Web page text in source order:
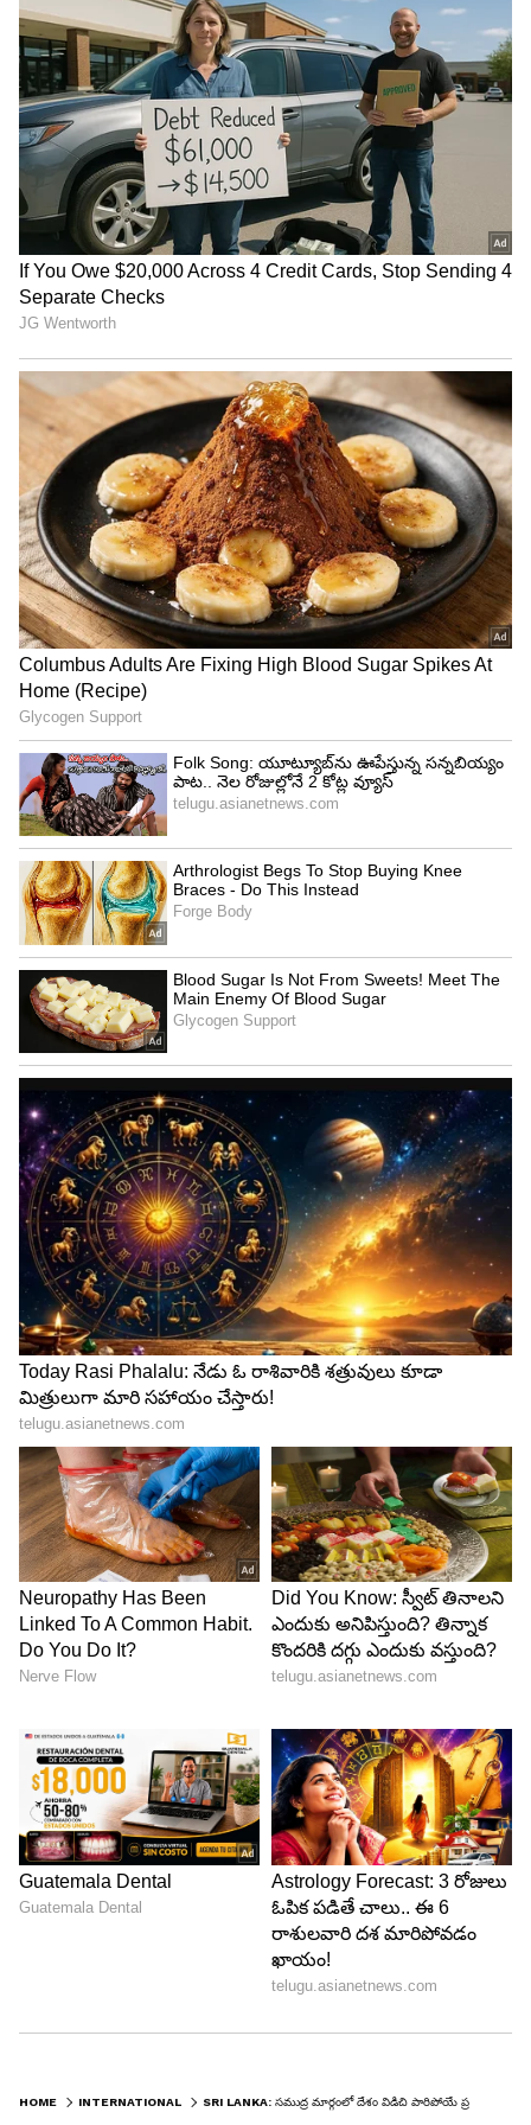
చీఫ్‌గా ర‌క్ష‌ణ‌లోనే ఉన్నార‌ని తెలిసింది. అధ్యక్షుడి సన్నిహిత
సైనిక సహాయకులు ఆయనను, అతని పరివారాన్ని నౌకాదళ
పెట్రోలింగ్ క్రాఫ్ట్‌లో విదేశాలకు తీసుకెళ్లే అవకాశం గురించి
చర్చిస్తున్నారని అక్క‌డి ర‌క్ష‌ణ వ‌ర్గాలు నుంచి స‌మాచారం
అందుతున్న‌ద‌ని మీడియా క‌థ‌నాలు వ‌స్తున్నాయి. రాజప‌క్సే,
అతని సహాయకులను ఈశాన్య ఓడరేవు నగరమైన
ట్రింకోమలీకి తీసుకెళ్లడానికి శనివారం నేవీ బోట్‌ను
ఉపయోగించారు. అక్కడి నుండి సోమవారం అంతర్జాతీయ
విమానాశ్రయానికి హెలికాప్టర్‌లో తిరిగి వచ్చారు. ఆ
ప్ర‌య‌త్నాలు విఫ‌లం కావ‌డంతో ఇప్పుడు స‌ముద్ర మార్గ‌మే
మాల్దీవుల‌కు చేరుకునీ, అక్క‌డి నుంచి దుబాయ్ వెళ్లే
అవ‌కాశాలున్నాయ‌ని తెలిసింది.
కేటాయింపులు | Tamil Nadu CM Vijay
Mega Budget 2026
HOME INTERNATIONAL